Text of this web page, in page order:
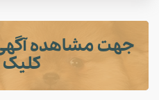
جهت مشاهده
کلیک